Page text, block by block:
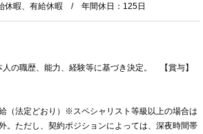
休暇、有給休暇 / 年間休日：125日
の職歴、能力、経験等に基づき決定。 【賞与】
（法定どおり）※スペシャリスト等級以上の場合は
。ただし、契約ポジションによっては、深夜時間帯